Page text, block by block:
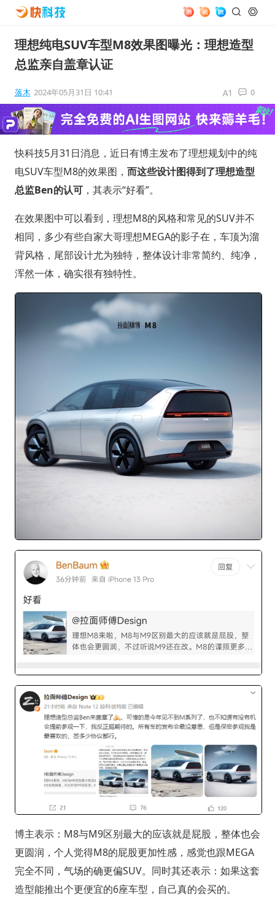
理想纯电SUV车型M8效果图曝光：理想造型
总监亲自盖章认证
落木 2024年05月31日 10:41 0
快科技5月31日消息，近日有博主发布了理想规划中的纯
电SUV车型M8的效果图， 而这些设计图得到了理想造型
总监Ben的认可，其表示“好看”。
在效果图中可以看到，理想M8的风格和常见的SUV并不
相同，多少有些自家大哥理想MEGA的影子在，车顶为溜
背风格，尾部设计尤为独特，整体设计非常简约、纯净，
浑然一体，确实很有独特性。
博主表示：M8与M9区别最大的应该就是屁股，整体也会
更圆润，个人觉得M8的屁股更加性感，感觉也跟MEGA
完全不同，气场的确更偏SUV。同时其还表示：如果这套
造型能推出个更便宜的6座车型，自己真的会买的。